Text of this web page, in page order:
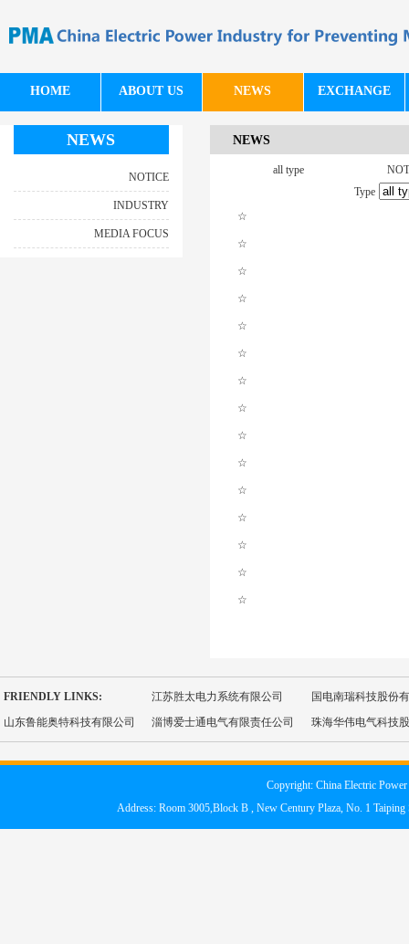
HOME ABOUT US NEWS EXCHANGE
NEWS
NOTICE
INDUSTRY
MEDIA FOCUS
NEWS
all type
Type
☆
☆
☆
☆
☆
☆
☆
☆
☆
☆
☆
☆
☆
☆
☆
FRIENDLY LINKS: 江苏胜太电力系统有限公司
国电南瑞科技股份
山东鲁能奥特科技有限公司
淄博爱士通电气有限责任公司 珠海华伟电气科技
Copyright: China Electric
Address: Room 3005,Block B , New Century Plaza, No. 1